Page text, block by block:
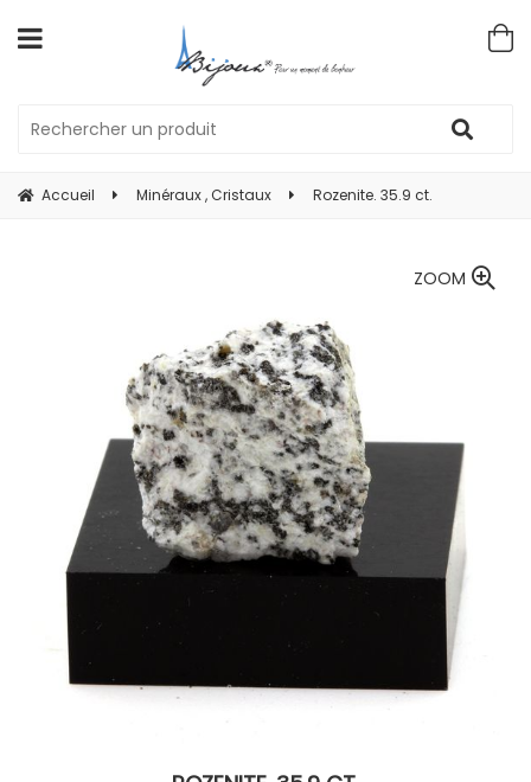
Accueil Minéraux , Cristaux Rozenite. 35.9 ct.
ZOOM